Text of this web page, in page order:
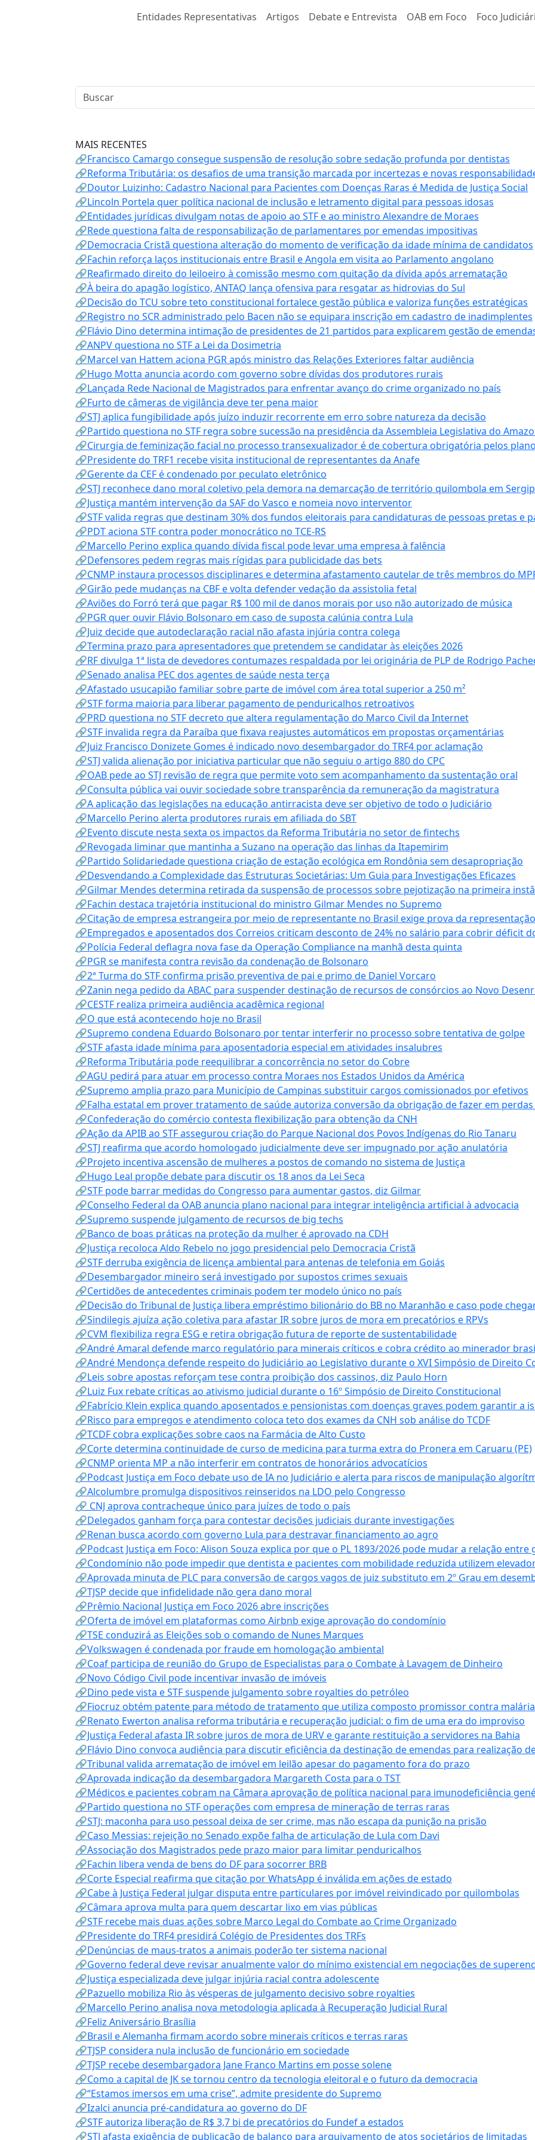
Entidades Representativas Artigos Debate e Entrevista OAB em Foco Foco
MAIS RECENTES
🔗Francisco Camargo consegue suspensão de resolução sobre sedação profunda por dentistas
🔗Reforma Tributária: os desafios de uma transição marcada por incertezas e novas
🔗Doutor Luizinho: Cadastro Nacional para Pacientes com Doenças Raras é Medida de Justiça Social
🔗Lincoln Portela quer política nacional de inclusão e letramento digital para pessoas idosas
🔗Entidades jurídicas divulgam notas de apoio ao STF e ao ministro Alexandre de Moraes
🔗Rede questiona falta de responsabilização de parlamentares por emendas impositivas
🔗Democracia Cristã questiona alteração do momento de verificação da idade mínima de candidatos
🔗Fachin reforça laços institucionais entre Brasil e Angola em visita ao Parlamento angolano
🔗Reafirmado direito do leiloeiro à comissão mesmo com quitação da dívida após arrematação
🔗À beira do apagão logístico, ANTAQ lança ofensiva para resgatar as hidrovias do Sul
🔗Decisão do TCU sobre teto constitucional fortalece gestão pública e valoriza funções estratégicas
🔗Registro no SCR administrado pelo Bacen não se equipara inscrição em cadastro de inadimplentes
🔗Flávio Dino determina intimação de presidentes de 21 partidos para explicarem gestão de
🔗ANPV questiona no STF a Lei da Dosimetria
🔗Marcel van Hattem aciona PGR após ministro das Relações Exteriores faltar audiência
🔗Hugo Motta anuncia acordo com governo sobre dívidas dos produtores rurais
🔗Lançada Rede Nacional de Magistrados para enfrentar avanço do crime organizado no país
🔗Furto de câmeras de vigilância deve ter pena maior
🔗STJ aplica fungibilidade após juízo induzir recorrente em erro sobre natureza da decisão
🔗Partido questiona no STF regra sobre sucessão na presidência da Assembleia Legislativa do
🔗Cirurgia de feminização facial no processo transexualizador é de cobertura obrigatória pelos
🔗Presidente do TRF1 recebe visita institucional de representantes da Anafe
🔗Gerente da CEF é condenado por peculato eletrônico
🔗STJ reconhece dano moral coletivo pela demora na demarcação de território quilombola em
🔗Justiça mantém intervenção da SAF do Vasco e nomeia novo interventor
🔗STF valida regras que destinam 30% dos fundos eleitorais para candidaturas de pessoas pretas e
🔗PDT aciona STF contra poder monocrático no TCE-RS
🔗Marcello Perino explica quando dívida fiscal pode levar uma empresa à falência
🔗Defensores pedem regras mais rígidas para publicidade das bets
🔗CNMP instaura processos disciplinares e determina afastamento cautelar de três membros do
🔗Girão pede mudanças na CBF e volta defender vedação da assistolia fetal
🔗Aviões do Forró terá que pagar R$ 100 mil de danos morais por uso não autorizado de música
🔗PGR quer ouvir Flávio Bolsonaro em caso de suposta calúnia contra Lula
🔗Juiz decide que autodeclaração racial não afasta injúria contra colega
🔗Termina prazo para apresentadores que pretendem se candidatar às eleições 2026
🔗RF divulga 1ª lista de devedores contumazes respaldada por lei originária de PLP de Rodrigo
🔗Senado analisa PEC dos agentes de saúde nesta terça
🔗Afastado usucapião familiar sobre parte de imóvel com área total superior a 250 m²
🔗STF forma maioria para liberar pagamento de penduricalhos retroativos
🔗PRD questiona no STF decreto que altera regulamentação do Marco Civil da Internet
🔗STF invalida regra da Paraíba que fixava reajustes automáticos em propostas orçamentárias
🔗Juiz Francisco Donizete Gomes é indicado novo desembargador do TRF4 por aclamação
🔗STJ valida alienação por iniciativa particular que não seguiu o artigo 880 do CPC
🔗OAB pede ao STJ revisão de regra que permite voto sem acompanhamento da sustentação oral
🔗Consulta pública vai ouvir sociedade sobre transparência da remuneração da magistratura
🔗A aplicação das legislações na educação antirracista deve ser objetivo de todo o Judiciário
🔗Marcello Perino alerta produtores rurais em afiliada do SBT
🔗Evento discute nesta sexta os impactos da Reforma Tributária no setor de fintechs
🔗Revogada liminar que mantinha a Suzano na operação das linhas da Itapemirim
🔗Partido Solidariedade questiona criação de estação ecológica em Rondônia sem desapropriação
🔗Desvendando a Complexidade das Estruturas Societárias: Um Guia para Investigações Eficazes
🔗Gilmar Mendes determina retirada da suspensão de processos sobre pejotização na primeira
🔗Fachin destaca trajetória institucional do ministro Gilmar Mendes no Supremo
🔗Citação de empresa estrangeira por meio de representante no Brasil exige prova da representação
🔗Empregados e aposentados dos Correios criticam desconto de 24% no salário para cobrir déficit
🔗Polícia Federal deflagra nova fase da Operação Compliance na manhã desta quinta
🔗PGR se manifesta contra revisão da condenação de Bolsonaro
🔗2ª Turma do STF confirma prisão preventiva de pai e primo de Daniel Vorcaro
🔗Zanin nega pedido da ABAC para suspender destinação de recursos de consórcios ao Novo
🔗CESTF realiza primeira audiência acadêmica regional
🔗O que está acontecendo hoje no Brasil
🔗Supremo condena Eduardo Bolsonaro por tentar interferir no processo sobre tentativa de golpe
🔗STF afasta idade mínima para aposentadoria especial em atividades insalubres
🔗Reforma Tributária pode reequilibrar a concorrência no setor do Cobre
🔗AGU pedirá para atuar em processo contra Moraes nos Estados Unidos da América
🔗Supremo amplia prazo para Município de Campinas substituir cargos comissionados por efetivos
🔗Falha estatal em prover tratamento de saúde autoriza conversão da obrigação de fazer em perdas
🔗Confederação do comércio contesta flexibilização para obtenção da CNH
🔗Ação da APIB ao STF assegurou criação do Parque Nacional dos Povos Indígenas do Rio Tanaru
🔗STJ reafirma que acordo homologado judicialmente deve ser impugnado por ação anulatória
🔗Projeto incentiva ascensão de mulheres a postos de comando no sistema de Justiça
🔗Hugo Leal propõe debate para discutir os 18 anos da Lei Seca
🔗STF pode barrar medidas do Congresso para aumentar gastos, diz Gilmar
🔗Conselho Federal da OAB anuncia plano nacional para integrar inteligência artificial à advocacia
🔗Supremo suspende julgamento de recursos de big techs
🔗Banco de boas práticas na proteção da mulher é aprovado na CDH
🔗Justiça recoloca Aldo Rebelo no jogo presidencial pelo Democracia Cristã
🔗STF derruba exigência de licença ambiental para antenas de telefonia em Goiás
🔗Desembargador mineiro será investigado por supostos crimes sexuais
🔗Certidões de antecedentes criminais podem ter modelo único no país
🔗Decisão do Tribunal de Justiça libera empréstimo bilionário do BB no Maranhão e caso pode chegar
🔗Sindilegis ajuíza ação coletiva para afastar IR sobre juros de mora em precatórios e RPVs
🔗CVM flexibiliza regra ESG e retira obrigação futura de reporte de sustentabilidade
🔗André Amaral defende marco regulatório para minerais críticos e cobra crédito ao minerador
🔗André Mendonça defende respeito do Judiciário ao Legislativo durante o XVI Simpósio de Direito
🔗Leis sobre apostas reforçam tese contra proibição dos cassinos, diz Paulo Horn
🔗Luiz Fux rebate críticas ao ativismo judicial durante o 16º Simpósio de Direito Constitucional
🔗Fabrício Klein explica quando aposentados e pensionistas com doenças graves podem garantir a
🔗Risco para empregos e atendimento coloca teto dos exames da CNH sob análise do TCDF
🔗TCDF cobra explicações sobre caos na Farmácia de Alto Custo
🔗Corte determina continuidade de curso de medicina para turma extra do Pronera em Caruaru (PE)
🔗CNMP orienta MP a não interferir em contratos de honorários advocatícios
🔗Podcast Justiça em Foco debate uso de IA no Judiciário e alerta para riscos de manipulação
🔗Alcolumbre promulga dispositivos reinseridos na LDO pelo Congresso
🔗 CNJ aprova contracheque único para juízes de todo o país
🔗Delegados ganham força para contestar decisões judiciais durante investigações
🔗Renan busca acordo com governo Lula para destravar financiamento ao agro
🔗Podcast Justiça em Foco: Alison Souza explica por que o PL 1893/2026 pode mudar a relação
🔗Condomínio não pode impedir que dentista e pacientes com mobilidade reduzida utilizem
🔗Aprovada minuta de PLC para conversão de cargos vagos de juiz substituto em 2º Grau em
🔗TJSP decide que infidelidade não gera dano moral
🔗Prêmio Nacional Justiça em Foco 2026 abre inscrições
🔗Oferta de imóvel em plataformas como Airbnb exige aprovação do condomínio
🔗TSE conduzirá as Eleições sob o comando de Nunes Marques
🔗Volkswagen é condenada por fraude em homologação ambiental
🔗Coaf participa de reunião do Grupo de Especialistas para o Combate à Lavagem de Dinheiro
🔗Novo Código Civil pode incentivar invasão de imóveis
🔗Dino pede vista e STF suspende julgamento sobre royalties do petróleo
🔗Fiocruz obtém patente para método de tratamento que utiliza composto promissor contra
🔗Renato Ewerton analisa reforma tributária e recuperação judicial: o fim de uma era do improviso
🔗Justiça Federal afasta IR sobre juros de mora de URV e garante restituição a servidores na Bahia
🔗Flávio Dino convoca audiência para discutir eficiência da destinação de emendas para realização
🔗Tribunal valida arrematação de imóvel em leilão apesar do pagamento fora do prazo
🔗Aprovada indicação da desembargadora Margareth Costa para o TST
🔗Médicos e pacientes cobram na Câmara aprovação de política nacional para imunodeficiência
🔗Partido questiona no STF operações com empresa de mineração de terras raras
🔗STJ: maconha para uso pessoal deixa de ser crime, mas não escapa da punição na prisão
🔗Caso Messias: rejeição no Senado expõe falha de articulação de Lula com Davi
🔗Associação dos Magistrados pede prazo maior para limitar penduricalhos
🔗Fachin libera venda de bens do DF para socorrer BRB
🔗Corte Especial reafirma que citação por WhatsApp é inválida em ações de estado
🔗Cabe à Justiça Federal julgar disputa entre particulares por imóvel reivindicado por quilombolas
🔗Câmara aprova multa para quem descartar lixo em vias públicas
🔗STF recebe mais duas ações sobre Marco Legal do Combate ao Crime Organizado
🔗Presidente do TRF4 presidirá Colégio de Presidentes dos TRFs
🔗Denúncias de maus-tratos a animais poderão ter sistema nacional
🔗Governo federal deve revisar anualmente valor do mínimo existencial em negociações de
🔗Justiça especializada deve julgar injúria racial contra adolescente
🔗Pazuello mobiliza Rio às vésperas de julgamento decisivo sobre royalties
🔗Marcello Perino analisa nova metodologia aplicada à Recuperação Judicial Rural
🔗Feliz Aniversário Brasília
🔗Brasil e Alemanha firmam acordo sobre minerais críticos e terras raras
🔗TJSP considera nula inclusão de funcionário em sociedade
🔗TJSP recebe desembargadora Jane Franco Martins em posse solene
🔗Como a capital de JK se tornou centro da tecnologia eleitoral e o futuro da democracia
🔗“Estamos imersos em uma crise”, admite presidente do Supremo
🔗Izalci anuncia pré-candidatura ao governo do DF
🔗STF autoriza liberação de R$ 3,7 bi de precatórios do Fundef a estados
🔗STJ afasta exigência de publicação de balanço para arquivamento de atos societários de limitadas